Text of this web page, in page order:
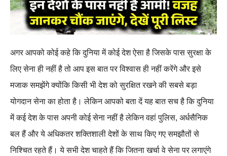
अगर आपको कोई कहे कि दुनिया में कोई देश ऐसा है जिसके पास सुरक्षा के
लिए सेना ही नहीं है तो आप इस बात पर विश्वास ही नहीं करेंगे और इसे
मजाक समझेंगे क्योंकि किसी भी देश को सुरक्षित रखने की सबसे बड़ा
योगदान सेना का होता है। लेकिन आपको बता दें यह बात सच है कि दुनिया
में कई देश के पास अपनी कोई सेना नहीं है लेकिन वहां पुलिस, अर्धसैनिक
बल हैं और ये अधिकतर शक्तिशाली देशों के साथ किए गए समझौतों से
निश्चित रहते हैं। ये सभी देश चाहते हैं कि जितना खर्चा वे सेना पर लगाएंगे